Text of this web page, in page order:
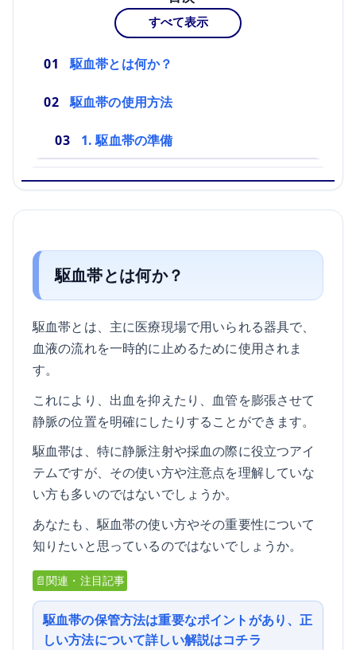
すべて表示
駆血帯とは何か？
駆血帯の使用方法
1. 駆血帯の準備
駆血帯とは何か？
駆血帯とは、主に医療現場で用いられる器具で、
血液の流れを一時的に止めるために使用されま
す。
これにより、出血を抑えたり、血管を膨張させて
静脈の位置を明確にしたりすることができます。
駆血帯は、特に静脈注射や採血の際に役立つアイ
テムですが、その使い方や注意点を理解していな
い方も多いのではないでしょうか。
あなたも、駆血帯の使い方やその重要性について
知りたいと思っているのではないでしょうか。
📄関連・注目記事
駆血帯の保管方法は重要なポイントがあり、正
しい方法について詳しい解説はコチラ